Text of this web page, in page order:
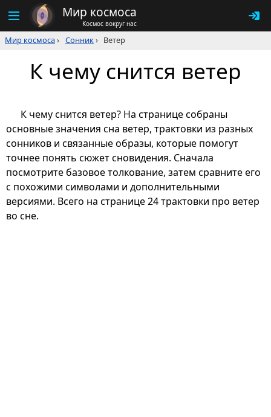
Мир космоса
Космос вокруг нас
Мир космоса› Сонник› Ветер
К чему снится ветер
К чему снится ветер? На странице собраны
основные значения сна ветер, трактовки из разных
сонников и связанные образы, которые помогут
точнее понять сюжет сновидения. Сначала
посмотрите базовое толкование, затем сравните его
с похожими символами и дополнительными
версиями. Всего на странице 24 трактовки про ветер
во сне.